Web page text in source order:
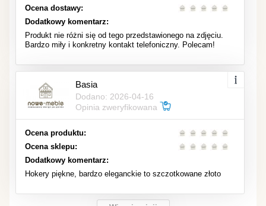
Ocena dostawy:
Dodatkowy komentarz:
Produkt nie różni się od tego przedstawionego na zdjęciu.
Bardzo miły i konkretny kontakt telefoniczny. Polecam!
Basia
Dodano: 2026-04-16
Opinia zweryfikowana
Ocena produktu:
Ocena sklepu:
Dodatkowy komentarz:
Hokery piękne, bardzo eleganckie to szczotkowane złoto